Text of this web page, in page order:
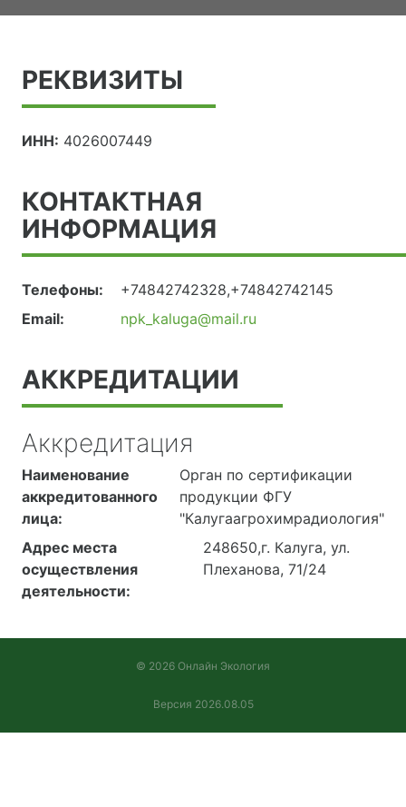
РЕКВИЗИТЫ
ИНН: 4026007449
КОНТАКТНАЯ
ИНФОРМАЦИЯ
Телефоны:
+74842742328,+74842742145
Email:
npk_kaluga@mail.ru
АККРЕДИТАЦИИ
Аккредитация
Наименование
аккредитованного
лица:
Орган по сертификации
продукции ФГУ
"Калугаагрохимрадиология"
Адрес места
осуществления
деятельности:
248650,г. Калуга, ул.
Плеханова, 71/24
© 2026 Онлайн Экология
Версия 2026.08.05